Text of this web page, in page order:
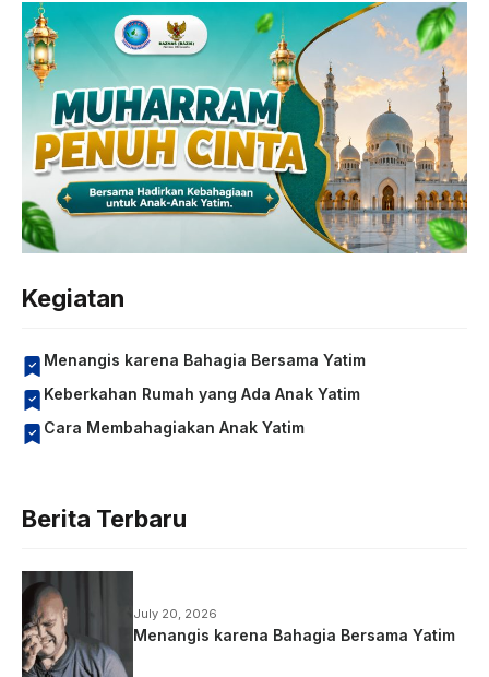
Kegiatan
Menangis karena Bahagia Bersama Yatim
Keberkahan Rumah yang Ada Anak Yatim
Cara Membahagiakan Anak Yatim
Berita Terbaru
July 20, 2026
Menangis karena Bahagia Bersama Yatim